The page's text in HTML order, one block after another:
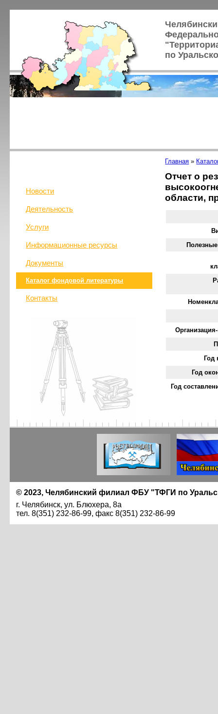
по
Новости
Деятельность
Услуги
Информационные ресурсы
Документы
Каталог фондовой литературы
Контакты
Главная »
Отчет о
области,
Год
Год
Год
© 2023, Челябинский филиал ФБУ "ТФГИ по
г. Челябинск, ул. Блюхера, 8а
тел. 8(351) 232-86-99, факс 8(351) 232-86-99